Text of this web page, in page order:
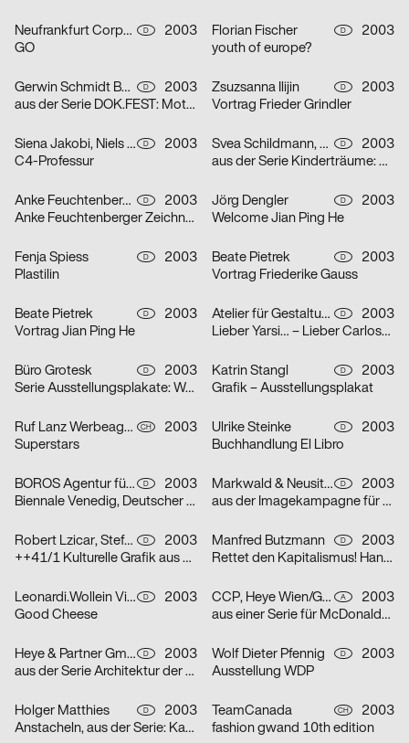
Neufrankfurt Corporate Design GmbH D
2003
GO
Florian Fischer D
2003
youth of europe?
Gerwin Schmidt Büro für visuelle Gestaltung D
2003
aus der Serie DOK.FEST: Motiv Schrei – Motiv Kuss
Zsuzsanna Ilijin D
2003
Vortrag Frieder Grindler
Siena Jakobi, Niels Verhaag D
2003
C4-Professur
Svea Schildmann, Kathrin Nahlik D
2003
aus der Serie Kinderträume: Feuerwehr
Anke Feuchtenberger D
2003
Anke Feuchtenberger Zeichnungen
Jörg Dengler D
2003
Welcome Jian Ping He
Fenja Spiess D
2003
Plastilin
Beate Pietrek D
2003
Vortrag Friederike Gauss
Beate Pietrek D
2003
Vortrag Jian Ping He
Atelier für Gestaltung D
2003
Lieber Yarsi… – Lieber Carlos… – Serie von zwei Plakaten
Büro Grotesk D
2003
Serie Ausstellungsplakate: Wolfgang Vetten – Jürgen Paas – Kunstauktion
Katrin Stangl D
2003
Grafik – Ausstellungsplakat
Ruf Lanz Werbeagentur AG CH
2003
Superstars
Ulrike Steinke D
2003
Buchhandlung El Libro
BOROS Agentur für Kommunikation D
2003
Biennale Venedig, Deutscher Pavillon
Markwald & Neusitzer D
2003
aus der Imagekampagne für die Deutsche Aidshilfe e.V.
Robert Lzicar, Stefanie Preis D
2003
++41/1 Kulturelle Grafik aus Zürich
Manfred Butzmann D
2003
Rettet den Kapitalismus! Handelt jetzt!
Leonardi.Wollein Visuelle Konzepte D
2003
Good Cheese
CCP, Heye Wien/GBK,Heye München A
2003
aus einer Serie für McDonalds Österreich (Gabeln)
Heye & Partner GmbH D
2003
aus der Serie Architektur der Obdachlosigkeit: Motiv Citylight/Motiv Litfaßsäule
Wolf Dieter Pfennig D
2003
Ausstellung WDP
Holger Matthies D
2003
Anstacheln, aus der Serie: Kammerspiele – typografische Themenplakate
TeamCanada CH
2003
fashion gwand 10th edition